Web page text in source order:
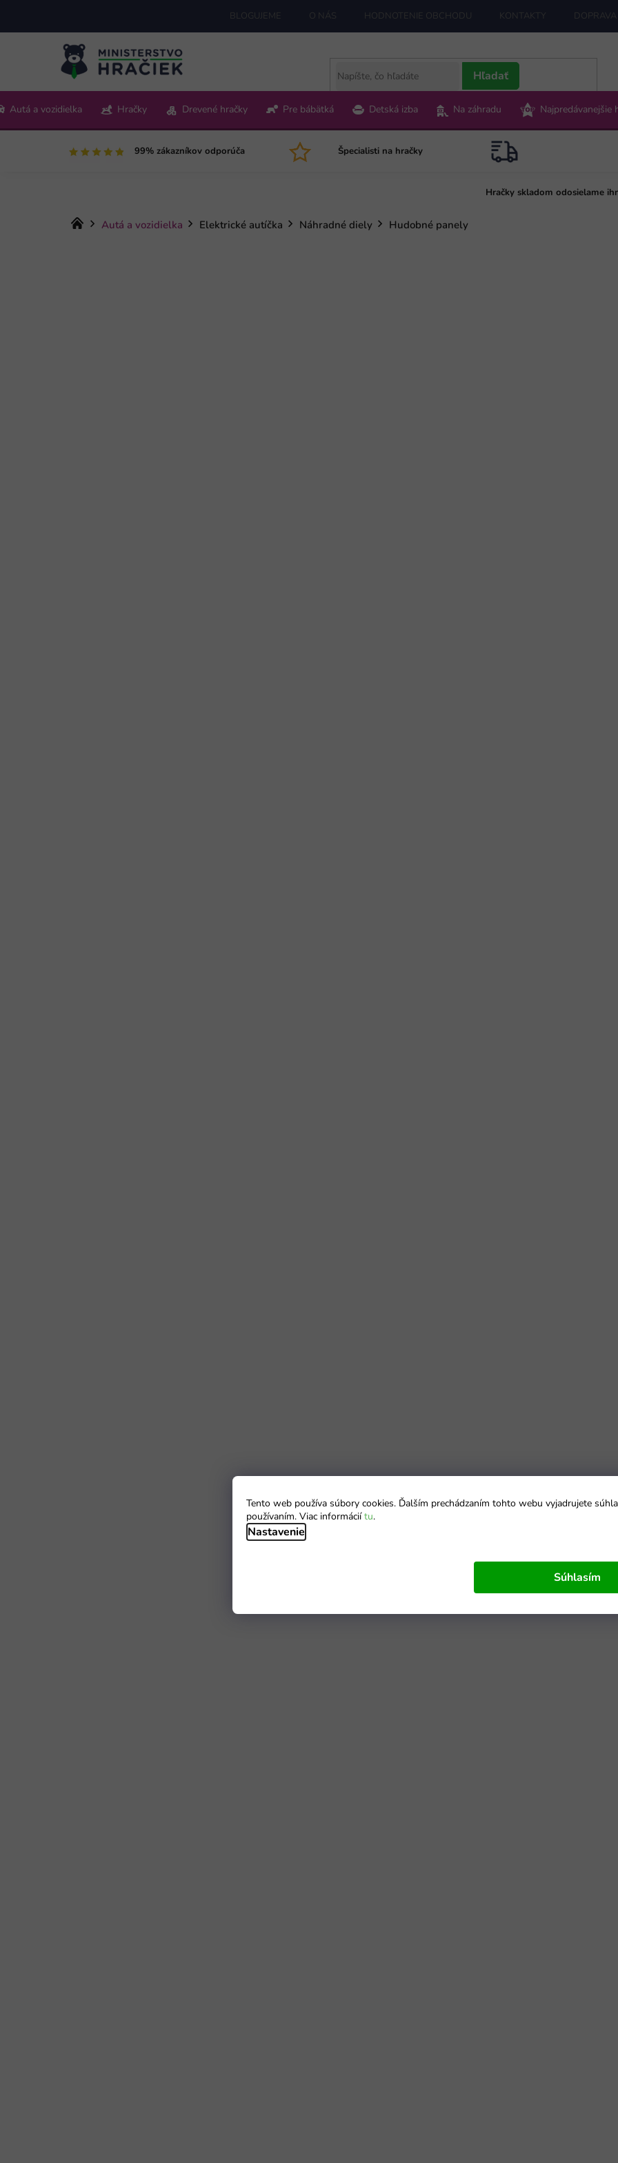
Tento web používa súbory cookies. Ďalším prechádzaním tohto webu vyjadrujete
používaním. Viac informáciítu.
Nastavenie
Súhlasím
obsah
BLOGUJEME O NÁS HODNOTENIE OBCHODU KONTAKTY
Pon-Pia 9:00-15:00
Hľadať
Autá a vozidielka Hračky Drevené hračky Pre bábätká Detská izba Na záhradu Najpredávanejšie
99% zákazníkov odporúča Špecialisti na hračky
Hračky skladom odosielame
Domov
Autá a vozidielka Elektrické autíčka Náhradné diely Hudobné panely